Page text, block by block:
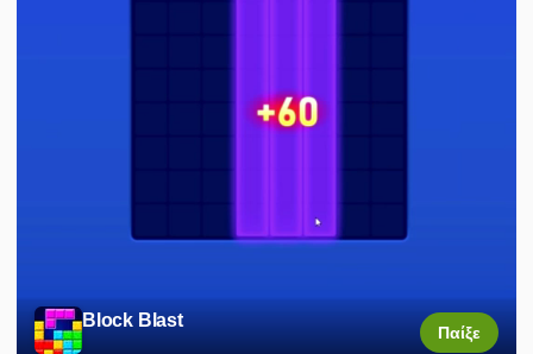
Block Blast
Παίξε